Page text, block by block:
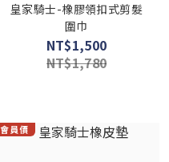
皇家騎士-橡膠領扣式剪髮
圍巾
NT$1,500
NT$1,780